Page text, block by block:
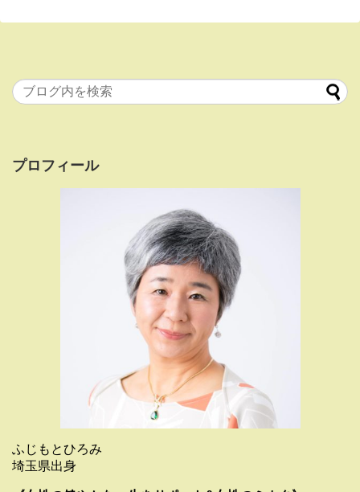
プロフィール
ふじもとひろみ
埼玉県出身